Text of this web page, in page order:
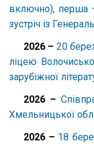
включно), перша
зустріч із
2026 – 20
ліцею
зарубіжної
2026 –
Хмельницької
2026 – 18